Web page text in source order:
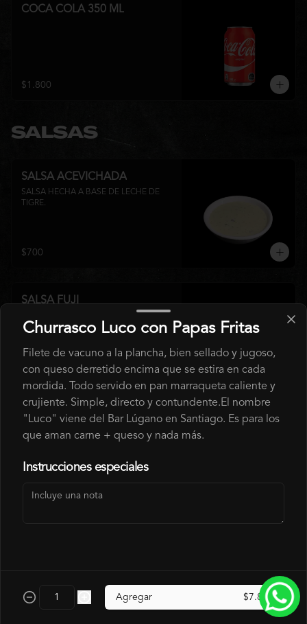
COCA COLA 350 ML
$1.800
SALSAS
SALSA ACEVICHADA
SALSA HECHA A BASE DE LECHE DE
TIGRE.
$700
SALSA FUJI
CONDESADA.
SALSA HUANCAINA
SALSA LEVEMENTE PICANTE A BASE DE
$700
Churrasco Luco con Papas Fritas
Filete de vacuno a la plancha, bien sellado y jugoso,
con queso derretido encima que se estira en cada
mordida. Todo servido en pan marraqueta caliente y
crujiente. Simple, directo y contundente.El nombre
"Luco" viene del Bar Lúgano en Santiago. Es para los
que aman carne + queso y nada más.
Instrucciones especiales
Agregar $7.800